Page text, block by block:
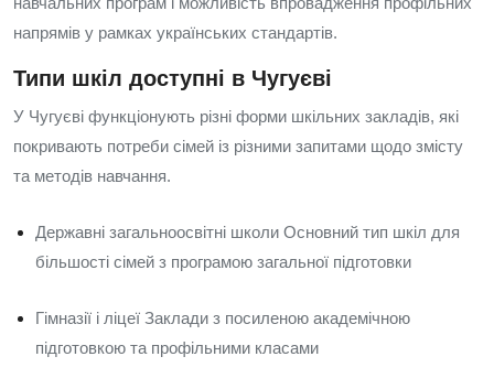
напрямів у рамках українських стандартів.
Типи шкіл доступні в Чугуєві
У Чугуєві функціонують різні форми шкільних закладів, які
покривають потреби сімей із різними запитами щодо змісту
та методів навчання.
Державні загальноосвітні школи Основний тип шкіл для
більшості сімей з програмою загальної підготовки
Гімназії і ліцеї Заклади з посиленою академічною
підготовкою та профільними класами